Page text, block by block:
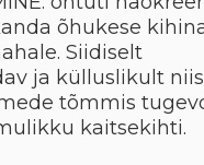
õhukese
Siidiselt
ja külluslikult
tõmmis
kaitsekihti.